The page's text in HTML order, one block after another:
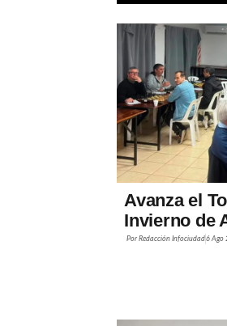
Avanza el
Invierno de
Por Redacción Infociudad6 Ago